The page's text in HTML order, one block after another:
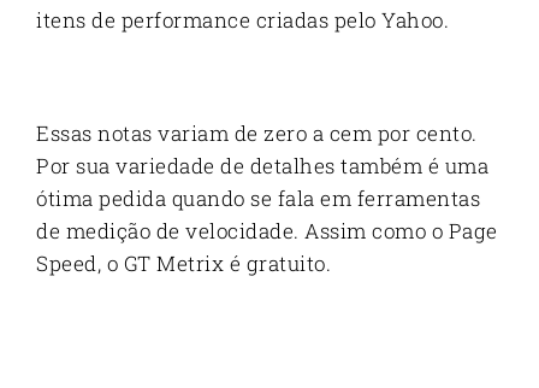
itens de performance criadas pelo Yahoo.
Essas notas variam de zero a cem por cento.
Por sua variedade de detalhes também é uma
ótima pedida quando se fala em ferramentas
de medição de velocidade. Assim como o Page
Speed, o GT Metrix é gratuito.